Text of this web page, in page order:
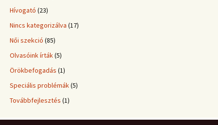
Hívogató (23)
Nincs kategorizálva (17)
Női szekció (85)
Olvasóink írták(5)
Örökbefogadás (1)
Speciális problémák(5)
Továbbfejlesztés (1)